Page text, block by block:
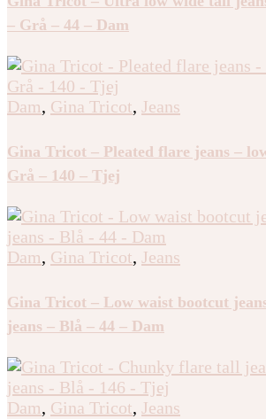
– Grå – 44 – Dam
Dam, Gina Tricot, Jeans
Gina Tricot – Pleated flare jeans –
Grå – 140 – Tjej
Dam, Gina Tricot, Jeans
Gina Tricot – Low waist bootcut
jeans – Blå – 44 – Dam
Dam, Gina Tricot, Jeans